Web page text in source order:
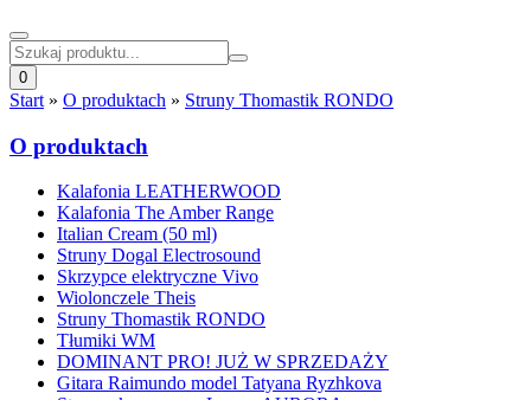
0
Start » O produktach » Struny Thomastik RONDO
O produktach
Kalafonia LEATHERWOOD
Kalafonia The Amber Range
Italian Cream (50 ml)
Struny Dogal Electrosound
Skrzypce elektryczne Vivo
Wiolonczele Theis
Struny Thomastik RONDO
Tłumiki WM
DOMINANT PRO! JUŻ W SPRZEDAŻY
Gitara Raimundo model Tatyana Ryzhkova